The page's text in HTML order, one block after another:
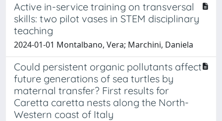
Active in-service training on transversal
skills: two pilot vases in STEM disciplinary
teaching
2024-01-01 Montalbano, Vera; Marchini, Daniela
Could persistent organic pollutants affect
future generations of sea turtles by
maternal transfer? First results for
Caretta caretta nests along the North-
Western coast of Italy